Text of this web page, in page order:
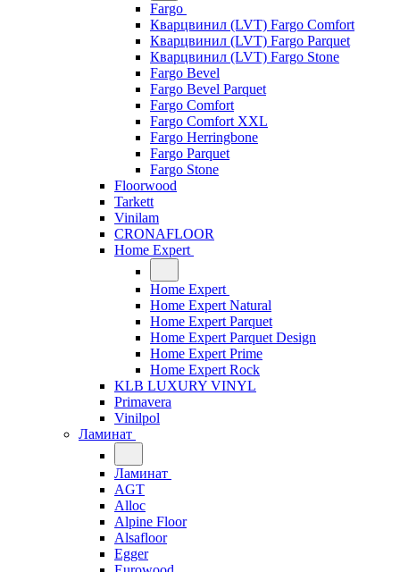
Fargo
Кварцвинил (LVT) Fargo Comfort
Кварцвинил (LVT) Fargo Parquet
Кварцвинил (LVT) Fargo Stone
Fargo Bevel
Fargo Bevel Parquet
Fargo Comfort
Fargo Comfort XXL
Fargo Herringbone
Fargo Parquet
Fargo Stone
Floorwood
Tarkett
Vinilam
CRONAFLOOR
Home Expert
Home Expert
Home Expert Natural
Home Expert Parquet
Home Expert Parquet Design
Home Expert Prime
Home Expert Rock
KLB LUXURY VINYL
Primavera
Vinilpol
Ламинат
Ламинат
AGT
Alloc
Alpine Floor
Alsafloor
Egger